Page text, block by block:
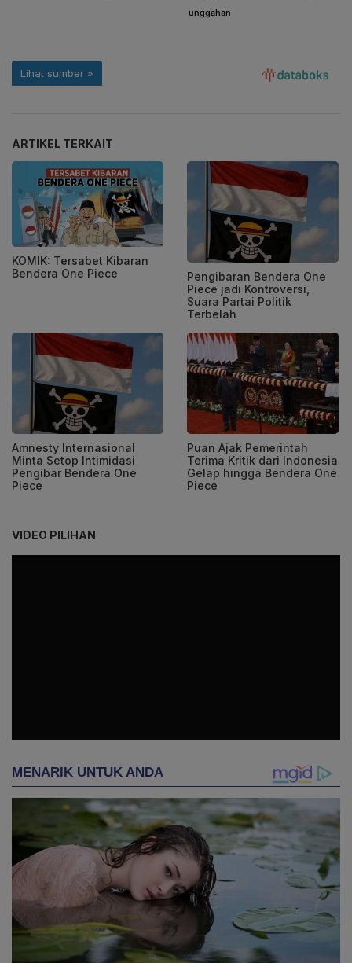
ARTIKEL TERKAIT
KOMIK: Tersabet Kibaran
Bendera One Piece
Pengibaran Bendera One
Piece jadi Kontroversi,
Suara Partai Politik
Terbelah
Amnesty Internasional
Minta Setop Intimidasi
Pengibar Bendera One
Piece
Puan Ajak Pemerintah
Terima Kritik dari Indonesia
Gelap hingga Bendera One
Piece
VIDEO PILIHAN